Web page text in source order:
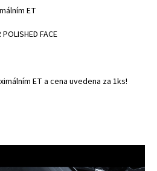
ET
POLISHED FACE
ET a cena uvedena za 1ks!